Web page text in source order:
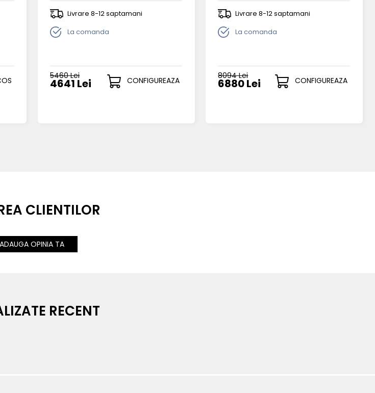
Livrare 8-12 saptamani
La comanda
5460 Lei
4641 Lei CONFIGUREAZA
Livrare 8-12 saptamani
La comanda
8094 Lei
6880 Lei CONFIGUREAZA
CLIENTILOR
ADAUGA OPINIA TA
RECENT